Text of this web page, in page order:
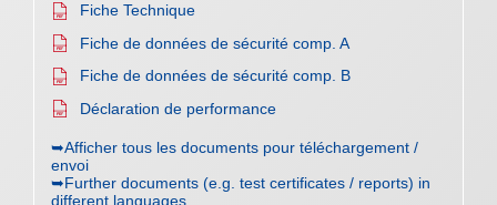
Fiche Technique
Fiche de données de sécurité comp. A
Fiche de données de sécurité comp. B
Déclaration de performance
➥Afficher tous les documents pour téléchargement /
envoi
➥Further documents (e.g. test certificates / reports) in
different languages